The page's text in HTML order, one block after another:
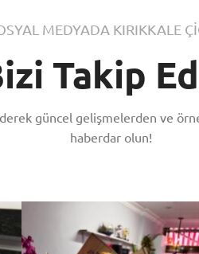
MEDYADA KIRIKKALE
Takip
güncel gelişmelerden ve
haberdar olun!